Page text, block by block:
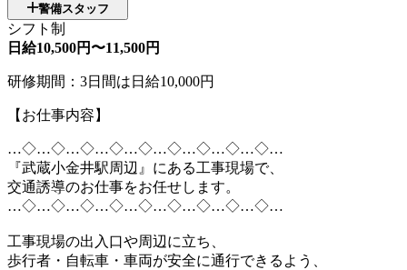
警備スタッフ
シフト制
日給10,500円〜11,500円
研修期間：3日間は日給10,000円
【お仕事内容】
…◇…◇…◇…◇…◇…◇…◇…◇…◇…
『武蔵小金井駅周辺』にある工事現場で、
交通誘導のお仕事をお任せします。
…◇…◇…◇…◇…◇…◇…◇…◇…◇…
工事現場の出入口や周辺に立ち、
歩行者・自転車・車両が安全に通行できるよう、